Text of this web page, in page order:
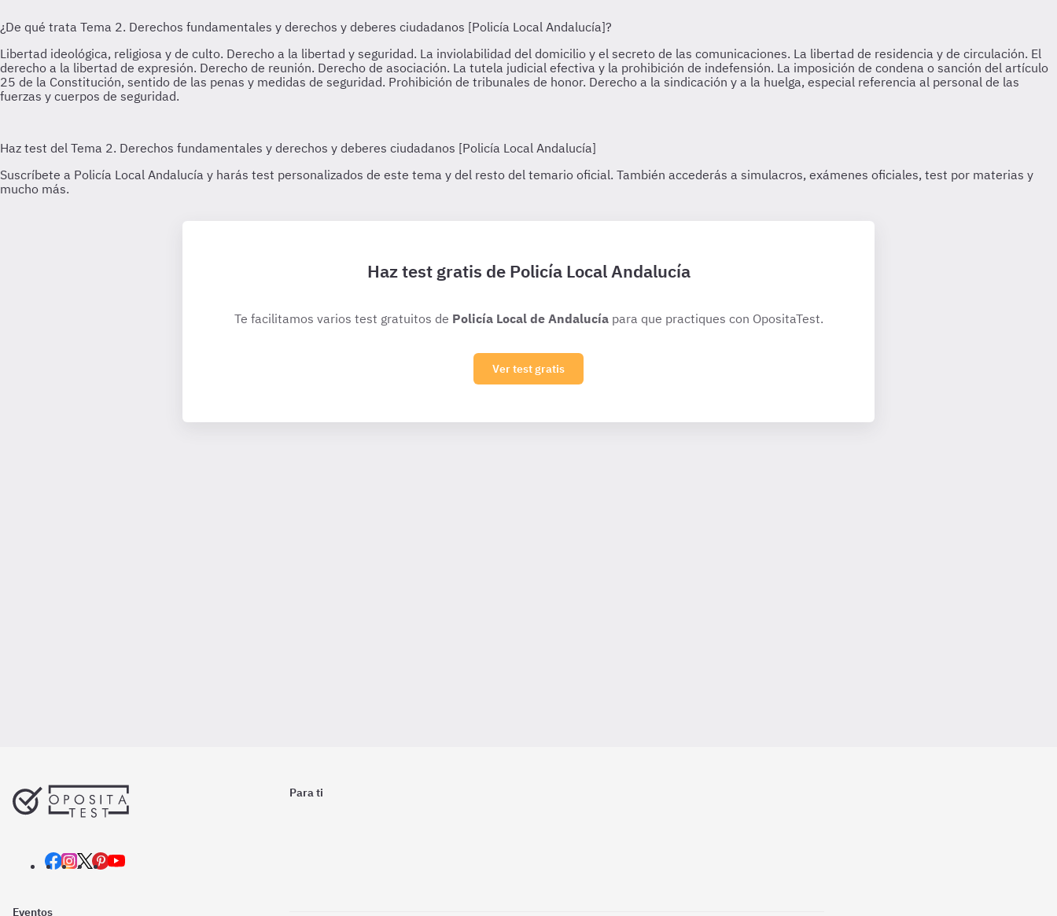
Haz test gratis de Policía Local Andalucía
Te facilitamos varios test gratuitos de Policía Local de Andalucíapara que practiques con OpositaTest.
Ver test gratis
Para ti
Eventos